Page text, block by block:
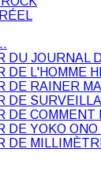
DU JOURNAL
DE L'HOMME
DE RAINER
DE
DE COMMENT
DE YOKO
DE